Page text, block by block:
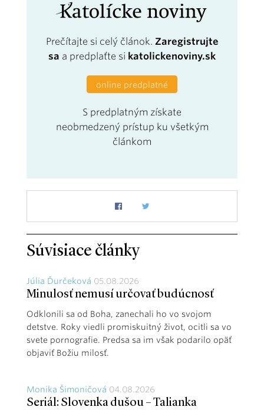
Prečítajte si celý článok. Zaregistrujte
sa a predplaťte si katolickenoviny.sk
online predplatné
S predplatným získate
neobmedzený prístup ku všetkým
článkom
Súvisiace články
Júlia Ďurčeková 05.08.2026
Minulosť nemusí určovať budúcnosť
Odklonili sa od Boha, zanechali ho vo svojom
detstve. Roky viedli promiskuitný život, ocitli sa vo
svete pornografie. Predsa sa im však podarilo opäť
objaviť Božiu milosť.
Monika Šimoničová 04.08.2026
Seriál: Slovenka dušou – Talianka